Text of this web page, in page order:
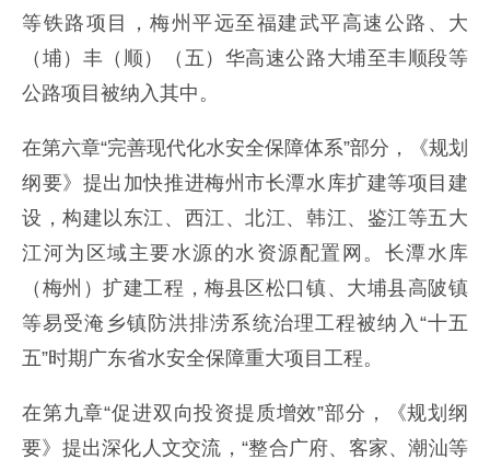
等铁路项目，梅州平远至福建武平高速公路、大
（埔）丰（顺）（五）华高速公路大埔至丰顺段等
公路项目被纳入其中。
在第六章“完善现代化水安全保障体系”部分，《规划
纲要》提出加快推进梅州市长潭水库扩建等项目建
设，构建以东江、西江、北江、韩江、鉴江等五大
江河为区域主要水源的水资源配置网。长潭水库
（梅州）扩建工程，梅县区松口镇、大埔县高陂镇
等易受淹乡镇防洪排涝系统治理工程被纳入“十五
五”时期广东省水安全保障重大项目工程。
在第九章“促进双向投资提质增效”部分，《规划纲
要》提出深化人文交流，“整合广府、客家、潮汕等